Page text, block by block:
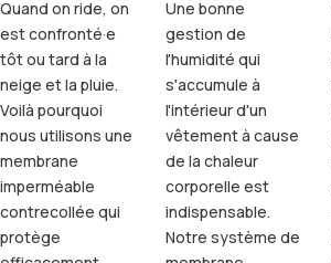
Quand on ride, on
est confronté·e
tôt ou tard à la
neige et la pluie.
Voilà pourquoi
nous utilisons une
membrane
imperméable
contrecollée qui
protège
Une bonne
gestion de
l'humidité qui
s'accumule à
l'intérieur d'un
vêtement à cause
de la chaleur
corporelle est
indispensable.
Notre système de